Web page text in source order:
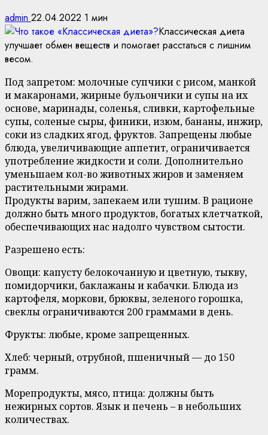
admin 22.04.2022 1 мин
Классическая диета
улучшает обмен веществ и помогает расстаться с лишним
весом.
Под запретом: молочные супчики с рисом, манкой
и макаронами, жирные бульончики и супы на их
основе, маринады, соленья, сливки, картофельные
супы, соленые сыры, финики, изюм, бананы, инжир,
соки из сладких ягод, фруктов. Запрещены любые
блюда, увеличивающие аппетит, ограничивается
употребление жидкости и соли. Дополнительно
уменьшаем кол-во животных жиров и заменяем
растительными жирами.
Продукты варим, запекаем или тушим. В рационе
должно быть много продуктов, богатых клетчаткой,
обеспечивающих нас надолго чувством сытости.
Разрешено есть:
Овощи: капусту белокочанную и цветную, тыкву,
помидорчики, баклажаны и кабачки. Блюда из
картофеля, моркови, брюквы, зеленого горошка,
свеклы ограничиваются 200 граммами в день.
Фрукты: любые, кроме запрещенных.
Хлеб: черный, отрубной, пшеничный — до 150
грамм.
Морепродукты, мясо, птица: должны быть
нежирных сортов. Язык и печень – в небольших
количествах.